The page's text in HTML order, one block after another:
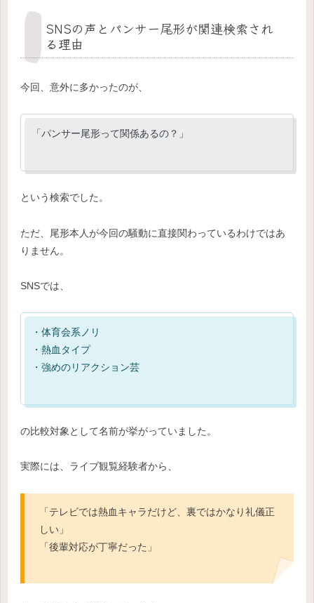
SNSの声とパンサー尾形が関連検索され
る理由
今回、意外に多かったのが、
「パンサー尾形って関係あるの？」
という検索でした。
ただ、尾形本人が今回の騒動に直接関わっているわけではあ
りません。
SNSでは、
・体育会系ノリ
・熱血タイプ
・強めのリアクション芸
の比較対象として名前が挙がっていました。
実際には、ライブ観覧経験者から、
「テレビでは熱血キャラだけど、裏ではかなり礼儀正
しい」
「後輩対応が丁寧だった」